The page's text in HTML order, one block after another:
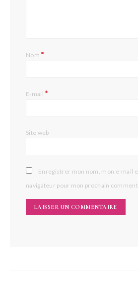
Nom*
E-mail*
Site web
Enregistrer mon nom, mon e-mail
navigateur pour mon prochain